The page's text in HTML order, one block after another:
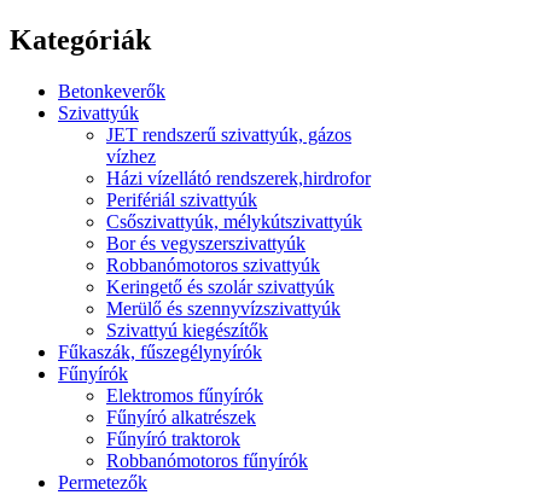
Kategóriák
Betonkeverők
Szivattyúk
JET rendszerű szivattyúk, gázos
vízhez
Házi vízellátó rendszerek,hirdrofor
Perifériál szivattyúk
Csőszivattyúk, mélykútszivattyúk
Bor és vegyszerszivattyúk
Robbanómotoros szivattyúk
Keringető és szolár szivattyúk
Merülő és szennyvízszivattyúk
Szivattyú kiegészítők
Fűkaszák, fűszegélynyírók
Fűnyírók
Elektromos fűnyírók
Fűnyíró alkatrészek
Fűnyíró traktorok
Robbanómotoros fűnyírók
Permetezők